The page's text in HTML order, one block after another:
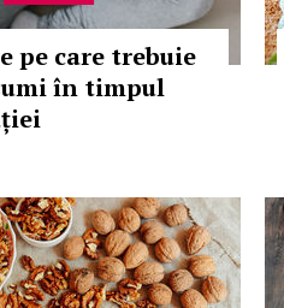
pe care trebuie
în timpul